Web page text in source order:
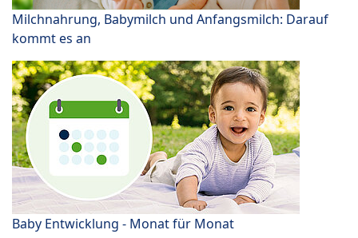
Milchnahrung, Babymilch und Anfangsmilch: Darauf
kommt es an
Baby Entwicklung - Monat für Monat